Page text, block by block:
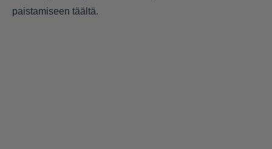
paistamiseen täältä.